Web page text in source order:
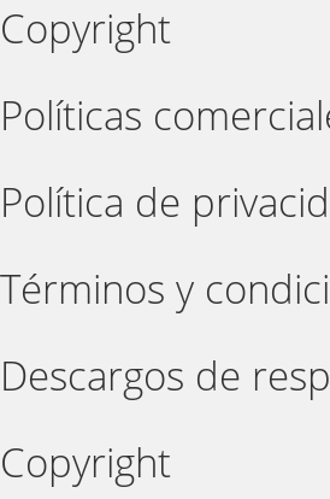
Copyright
Políticas
Política de
Términos y
Descargos de
Copyright